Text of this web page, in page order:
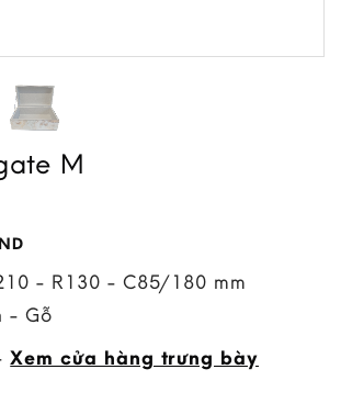
M
- R130 - C85/180 mm
- Gỗ
Xem cửa hàng trưng bày